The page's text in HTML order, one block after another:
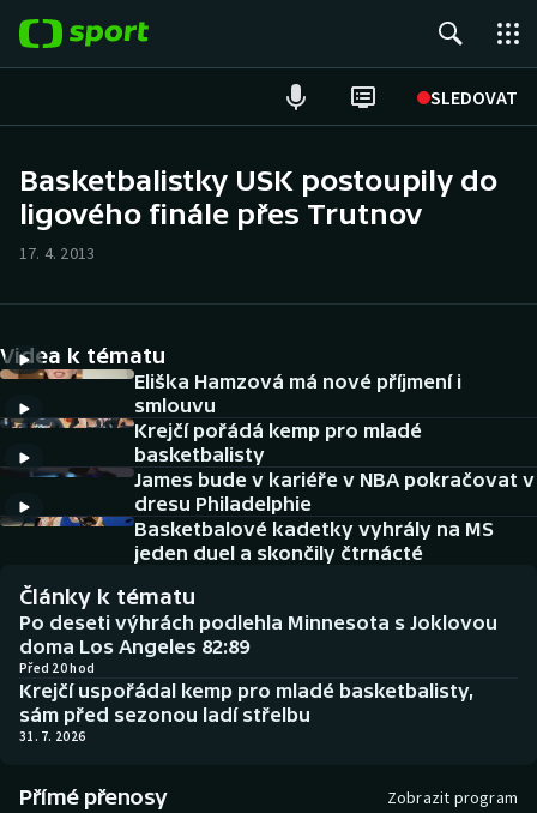
SLEDOVAT
Hokej
Cyklistika
DALŠÍ SPORTY
Americký fotbal
Baseball a softbal
Basketbal
Biatlon
Boby a skeleton
Box
NEPŘEHLÉDNĚTE
Historické návraty
Aplikace ČT sport
AZ kvíz
Basketbalistky USK postoupily do
ligového finále přes Trutnov
17. 4. 2013
Videa k tématu
Eliška Hamzová má nové příjmení i
smlouvu
Krejčí pořádá kemp pro mladé
basketbalisty
James bude v kariéře v NBA pokračovat v
dresu Philadelphie
Basketbalové kadetky vyhrály na MS
jeden duel a skončily čtrnácté
Články k tématu
Po deseti výhrách podlehla Minnesota s Joklovou
doma Los Angeles 82:89
Před 20 hod
Krejčí uspořádal kemp pro mladé basketbalisty,
sám před sezonou ladí střelbu
31. 7. 2026
Přímé přenosy Zobrazit program